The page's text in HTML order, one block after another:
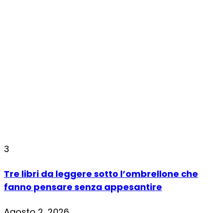
3
Tre libri da leggere sotto l’ombrellone che
fanno pensare senza appesantire